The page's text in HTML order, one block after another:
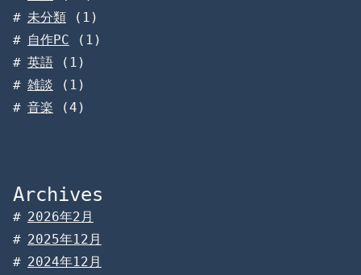
未分類 (1)
自作PC (1)
英語 (1)
雑談 (1)
音楽 (4)
Archives
2026年2月
2025年12月
2024年12月